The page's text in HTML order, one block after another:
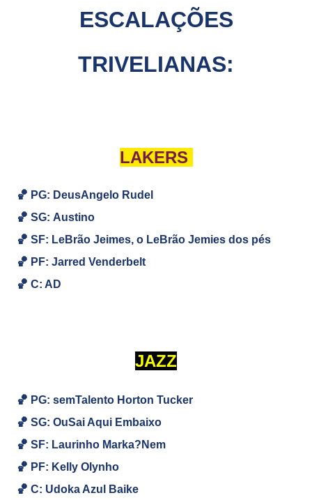
ESCALAÇÕES
TRIVELIANAS:
LAKERS
🏀 PG: DeusAngelo Rudel
🏀 SG: Austino
🏀 SF: LeBrão Jeimes, o LeBrão Jemies dos pés
🏀 PF: Jarred Venderbelt
🏀 C: AD
JAZZ
🏀 PG: semTalento Horton Tucker
🏀 SG: OuSai Aqui Embaixo
🏀 SF: Laurinho Marka?Nem
🏀 PF: Kelly Olynho
🏀 C: Udoka Azul Baike